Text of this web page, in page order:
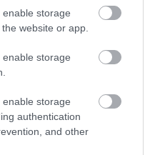
storage
website or app.
storage
storage
authentication
and other